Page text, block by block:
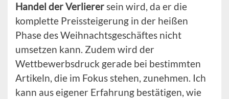
Handel der Verlierersein wird, da er die
komplette Preissteigerung in der heißen
Phase des Weihnachtsgeschäftes nicht
umsetzen kann. Zudem wird der
Wettbewerbsdruck gerade bei bestimmten
Artikeln, die im Fokus stehen, zunehmen. Ich
kann aus eigener Erfahrung bestätigen, wie